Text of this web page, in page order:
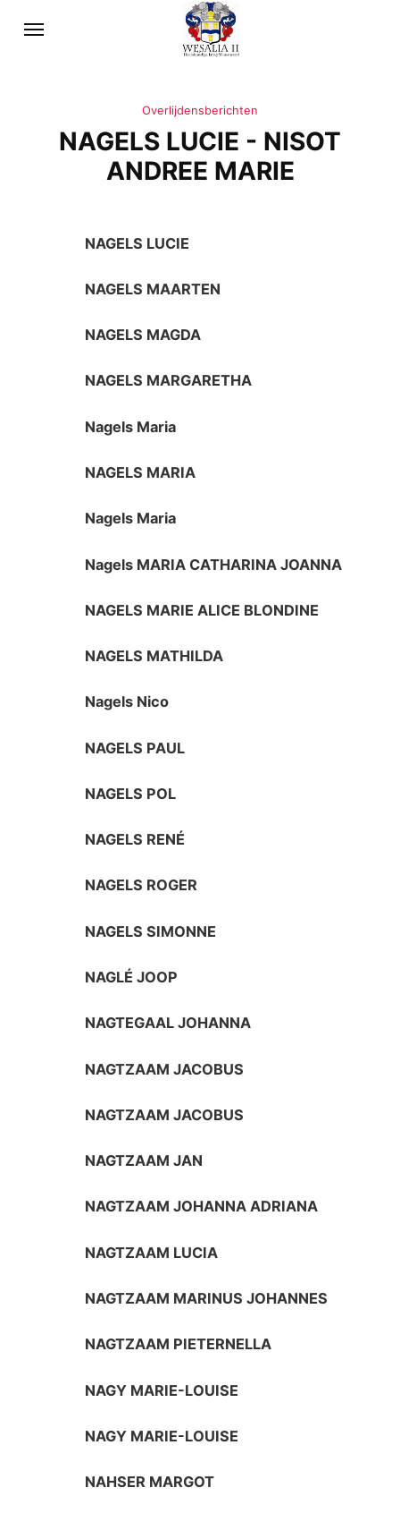
Overlijdensberichten
NAGELS LUCIE - NISOT
ANDREE MARIE
NAGELS LUCIE
NAGELS MAARTEN
NAGELS MAGDA
NAGELS MARGARETHA
Nagels Maria
NAGELS MARIA
Nagels Maria
Nagels MARIA CATHARINA JOANNA
NAGELS MARIE ALICE BLONDINE
NAGELS MATHILDA
Nagels Nico
NAGELS PAUL
NAGELS POL
NAGELS RENÉ
NAGELS ROGER
NAGELS SIMONNE
NAGLÉ JOOP
NAGTEGAAL JOHANNA
NAGTZAAM JACOBUS
NAGTZAAM JACOBUS
NAGTZAAM JAN
NAGTZAAM JOHANNA ADRIANA
NAGTZAAM LUCIA
NAGTZAAM MARINUS JOHANNES
NAGTZAAM PIETERNELLA
NAGY MARIE-LOUISE
NAGY MARIE-LOUISE
NAHSER MARGOT